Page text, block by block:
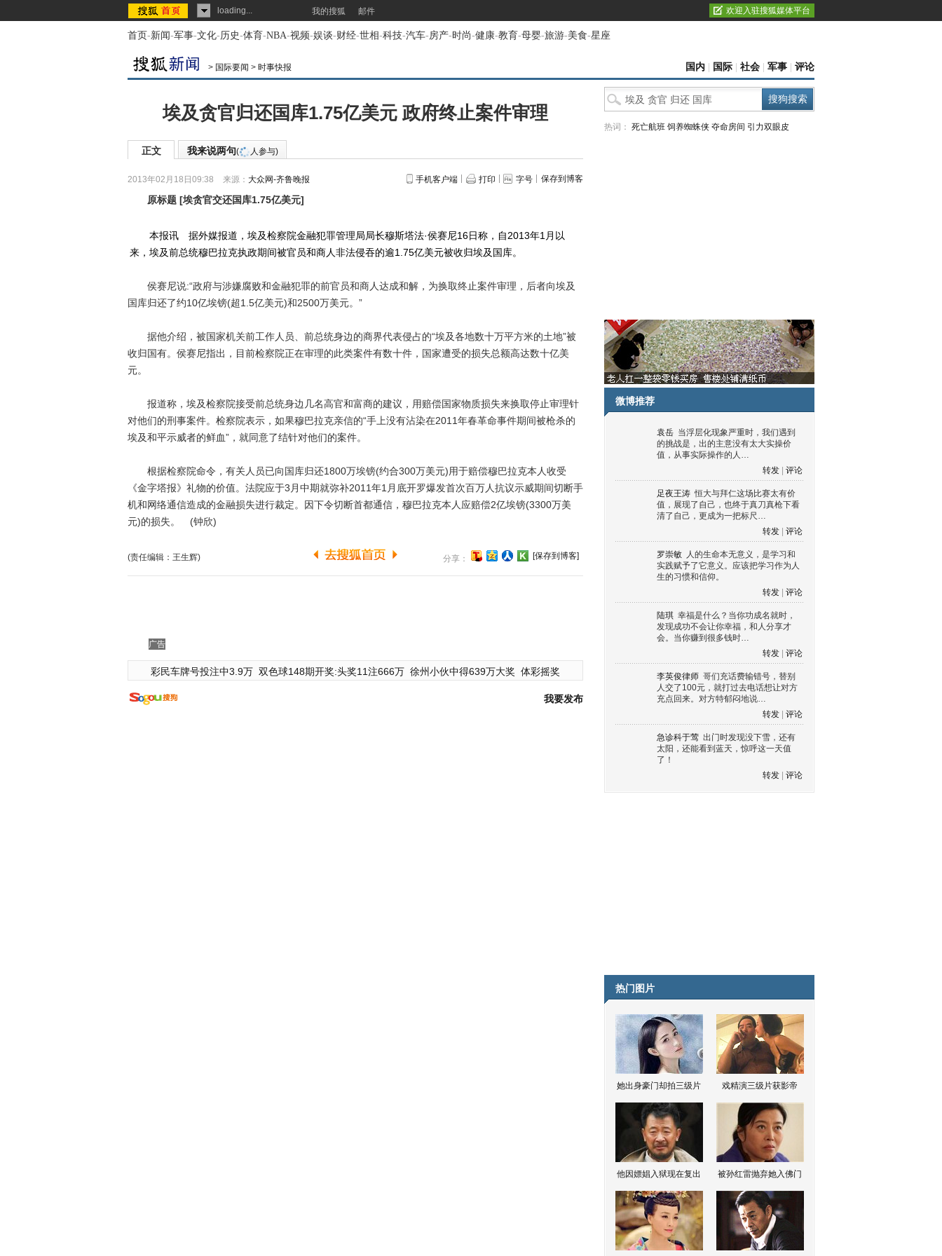
loading... 我的搜狐 邮件 欢迎入驻搜狐媒体平台
首页-新闻-军事-文化-历史-体育-NBA-视频-娱谈-财经-世相-科技-汽车-房产-时尚-健康-教育-母婴-旅游-美食-星座
> 国际要闻 > 时事快报 国内 国际 社会 军事 评论
埃及贪官归还国库1.75亿美元 政府终止案件审理
正文 我来说两句( 人参与)
2013年02月18日09:38 来源： 大众网-齐鲁晚报 手机客户端 打印 字号 保存到博客
原标题 [埃贪官交还国库1.75亿美元]
本报讯 据外媒报道，埃及检察院金融犯罪管理局局长穆斯塔法·侯赛尼16日称，自2013年1月以
来，埃及前总统穆巴拉克执政期间被官员和商人非法侵吞的逾1.75亿美元被收归埃及国库。
侯赛尼说:“政府与涉嫌腐败和金融犯罪的前官员和商人达成和解，为换取终止案件审理，后者向埃及
国库归还了约10亿埃镑(超1.5亿美元)和2500万美元。”
据他介绍，被国家机关前工作人员、前总统身边的商界代表侵占的“埃及各地数十万平方米的土地”被
收归国有。侯赛尼指出，目前检察院正在审理的此类案件有数十件，国家遭受的损失总额高达数十亿美
元。
报道称，埃及检察院接受前总统身边几名高官和富商的建议，用赔偿国家物质损失来换取停止审理针
对他们的刑事案件。检察院表示，如果穆巴拉克亲信的“手上没有沾染在2011年春革命事件期间被枪杀的
埃及和平示威者的鲜血”，就同意了结针对他们的案件。
根据检察院命令，有关人员已向国库归还1800万埃镑(约合300万美元)用于赔偿穆巴拉克本人收受
《金字塔报》礼物的价值。法院应于3月中期就弥补2011年1月底开罗爆发首次百万人抗议示威期间切断手
机和网络通信造成的金融损失进行裁定。因下令切断首都通信，穆巴拉克本人应赔偿2亿埃镑(3300万美
元)的损失。 (钟欣)
(责任编辑：王生辉) 分享： [保存到博客]
广告
彩民车牌号投注中3.9万 双色球148期开奖:头奖11注666万 徐州小伙中得639万大奖 体彩摇奖
我要发布
热词： 死亡航班 饲养蜘蛛侠 夺命房间 引力双眼皮
微博推荐
袁岳 当浮层化现象严重时，我们遇到
的挑战是，出的主意没有太大实操价
值，从事实际操作的人…
转发
评论
足夜王涛 恒大与拜仁这场比赛太有价
值，展现了自己，也终于真刀真枪下看
清了自己，更成为一把标尺…
转发
评论
罗崇敏 人的生命本无意义，是学习和
实践赋予了它意义。应该把学习作为人
生的习惯和信仰。
转发
评论
陆琪 幸福是什么？当你功成名就时，
发现成功不会让你幸福，和人分享才
会。当你赚到很多钱时…
转发
评论
李英俊律师 哥们充话费输错号，替别
人交了100元，就打过去电话想让对方
充点回来。对方特郁闷地说…
转发
评论
急诊科于莺 出门时发现没下雪，还有
太阳，还能看到蓝天，惊呼这一天值
了！
转发
评论
热门图片
她出身豪门却拍三级片 戏精演三级片获影帝
他因嫖娼入狱现在复出 被孙红雷抛弃她入佛门